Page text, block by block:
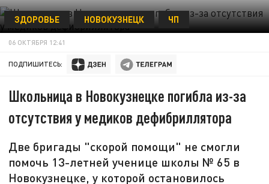
ЗДОРОВЬЕ НОВОКУЗНЕЦК ЧП
06 ОКТЯБРЯ 12:41
ПОДПИШИТЕСЬ:
Школьница в Новокузнецке погибла из-за
отсутствия у медиков дефибриллятора
Две бригады "скорой помощи" не смогли
помочь 13-летней ученице школы № 65 в
Новокузнецке, у которой остановилось